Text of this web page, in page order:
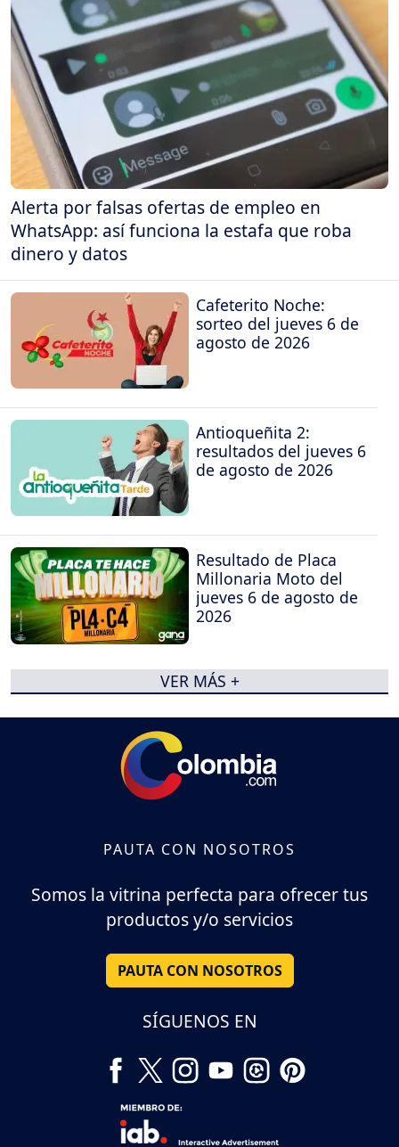
Alerta por falsas ofertas de empleo en
WhatsApp: así funciona la estafa que roba
dinero y datos
Cafeterito Noche:
sorteo del jueves 6 de
agosto de 2026
Antioqueñita 2:
resultados del jueves 6
de agosto de 2026
Resultado de Placa
Millonaria Moto del
jueves 6 de agosto de
2026
VER MÁS +
PAUTA CON NOSOTROS
Somos la vitrina perfecta para ofrecer tus
productos y/o servicios
PAUTA CON NOSOTROS
SÍGUENOS EN